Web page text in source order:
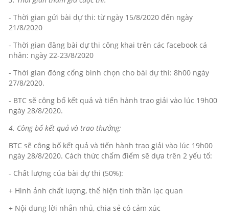
- Thời gian gửi bài dự thi: từ ngày 15/8/2020 đến ngày
21/8/2020
- Thời gian đăng bài dự thi công khai trên các facebook cá
nhân: ngày 22-23/8/2020
- Thời gian đóng cổng bình chọn cho bài dự thi: 8h00 ngày
27/8/2020.
- BTC sẽ công bố kết quả và tiến hành trao giải vào lúc 19h00
ngày 28/8/2020.
4. Công bố kết quả và trao thưởng:
BTC sẽ công bố kết quả và tiến hành trao giải vào lúc 19h00
ngày 28/8/2020. Cách thức chấm điểm sẽ dựa trên 2 yếu tố:
- Chất lượng của bài dự thi (50%):
+ Hình ảnh chất lượng, thể hiện tinh thần lạc quan
+ Nội dung lời nhắn nhủ, chia sẻ có cảm xúc